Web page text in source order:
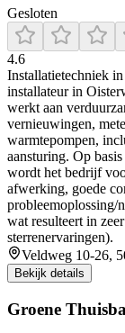
Gesloten
4.6
Installatietechniek
installateur in
werkt aan
vernieuwingen,
warmtepompen,
aansturing. Op
wordt het bedrijf
afwerking, goede
probleemoplossing/
wat resulteert in
sterrenervaringen).
Veldweg 10-26,
Bekijk details
Groene